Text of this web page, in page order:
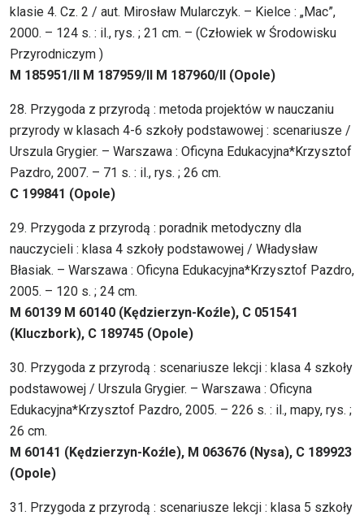
klasie 4. Cz. 2 / aut. Mirosław Mularczyk. – Kielce : „Mac”,
2000. – 124 s. : il., rys. ; 21 cm. – (Człowiek w Środowisku
Przyrodniczym )
M 185951/II M 187959/II M 187960/II (Opole)
28. Przygoda z przyrodą : metoda projektów w nauczaniu
przyrody w klasach 4-6 szkoły podstawowej : scenariusze /
Urszula Grygier. – Warszawa : Oficyna Edukacyjna*Krzysztof
Pazdro, 2007. – 71 s. : il., rys. ; 26 cm.
C 199841 (Opole)
29. Przygoda z przyrodą : poradnik metodyczny dla
nauczycieli : klasa 4 szkoły podstawowej / Władysław
Błasiak. – Warszawa : Oficyna Edukacyjna*Krzysztof Pazdro,
2005. – 120 s. ; 24 cm.
M 60139 M 60140 (Kędzierzyn-Koźle), C 051541
(Kluczbork), C 189745 (Opole)
30. Przygoda z przyrodą : scenariusze lekcji : klasa 4 szkoły
podstawowej / Urszula Grygier. – Warszawa : Oficyna
Edukacyjna*Krzysztof Pazdro, 2005. – 226 s. : il., mapy, rys. ;
26 cm.
M 60141 (Kędzierzyn-Koźle), M 063676 (Nysa), C 189923
(Opole)
31. Przygoda z przyrodą : scenariusze lekcji : klasa 5 szkoły